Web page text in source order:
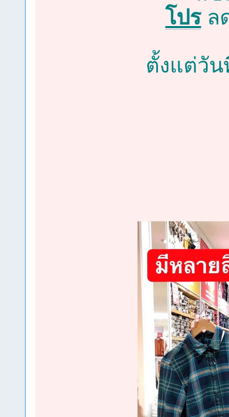
โปรล
ตั้งแต่วัน